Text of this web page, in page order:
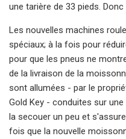
une tarière de 33 pieds.
Les nouvelles machines
spéciaux; à la fois pour
pour que les pneus ne
de la livraison de la
sont allumées - par le
Gold Key - conduites sur
la secouer un peu et
fois que la nouvelle